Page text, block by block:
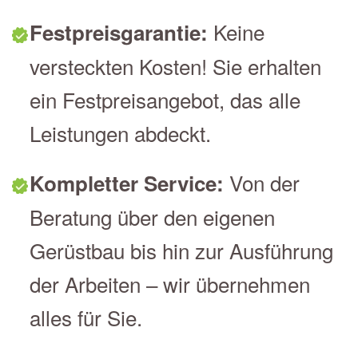
Festpreisgarantie: Keine
versteckten Kosten! Sie erhalten
ein Festpreisangebot, das alle
Leistungen abdeckt.
Kompletter Service: Von der
Beratung über den eigenen
Gerüstbau bis hin zur Ausführung
der Arbeiten – wir übernehmen
alles für Sie.